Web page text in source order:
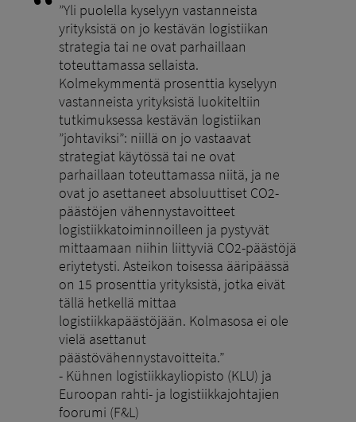
”Yli puolella kyselyyn vastanneista
yrityksistä on jo kestävän logistiikan
strategia tai ne ovat parhaillaan
toteuttamassa sellaista.
Kolmekymmentä prosenttia kyselyyn
vastanneista yrityksistä luokiteltiin
tutkimuksessa kestävän logistiikan
”johtaviksi”: niillä on jo vastaavat
strategiat käytössä tai ne ovat
parhaillaan toteuttamassa niitä, ja ne
ovat jo asettaneet absoluuttiset CO2-
päästöjen vähennystavoitteet
logistiikkatoiminnoilleen ja pystyvät
mittaamaan niihin liittyviä CO2-päästöjä
eriytetysti. Asteikon toisessa ääripäässä
on 15 prosenttia yrityksistä, jotka eivät
tällä hetkellä mittaa
logistiikkapäästöjään. Kolmasosa ei ole
vielä asettanut
päästövähennystavoitteita.”
- Kühnen logistiikkayliopisto (KLU) ja
Euroopan rahti- ja logistiikkajohtajien
foorumi (F&L)